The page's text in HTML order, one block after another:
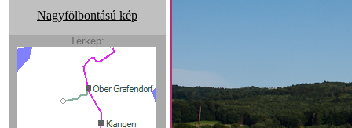
Nagyfölbontású kép
Térkép: